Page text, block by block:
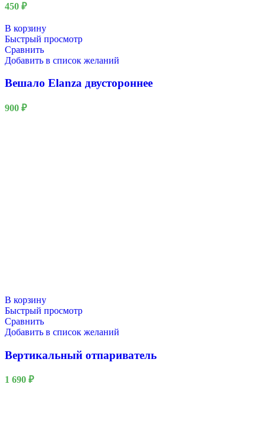
450 ₽
В корзину
Быстрый просмотр
Сравнить
Добавить в список желаний
Вешало Elanza двустороннее
900 ₽
В корзину
Быстрый просмотр
Сравнить
Добавить в список желаний
Вертикальный отпариватель
1 690 ₽